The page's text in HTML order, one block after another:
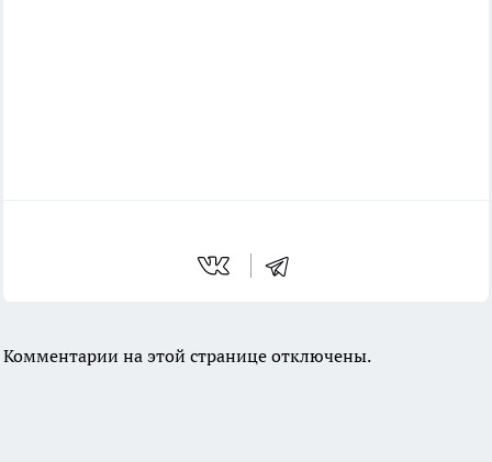
Комментарии на этой странице отключены.